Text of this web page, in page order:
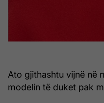
Ato gjithashtu vijnë në
modelin të duket pak